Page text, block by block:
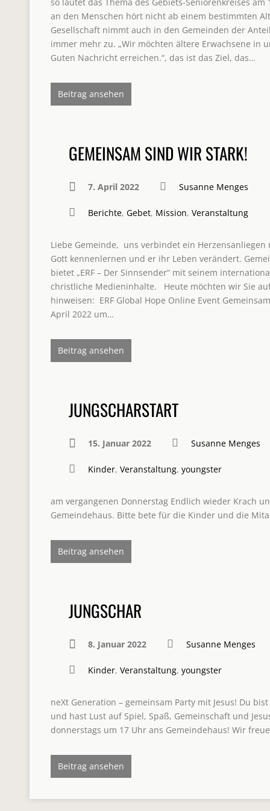
an den Menschen hört nicht ab einem bestimmten
Gesellschaft nimmt auch in den Gemeinden der
immer mehr zu. „Wir möchten ältere Erwachsene in
Guten Nachricht erreichen.“, das ist das Ziel, das…
Beitrag ansehen
GEMEINSAM SIND WIR STARK!
7. April 2022 Susanne Menges
Berichte, Gebet, Mission, Veranstaltung
Liebe Gemeinde, uns verbindet ein
Gott kennenlernen und er ihr Leben verändert.
bietet „ERF ­­– Der Sinnsender“ mit seinem
christliche Medieninhalte. Heute möchten wir Sie
hinweisen: ERF Global Hope Online Event
April 2022 um…
Beitrag ansehen
JUNGSCHARSTART
15. Januar 2022 Susanne Menges
Kinder, Veranstaltung, youngster
am vergangenen Donnerstag Endlich wieder Krach
Gemeindehaus. Bitte bete für die Kinder und die
Beitrag ansehen
JUNGSCHAR
8. Januar 2022 Susanne Menges
Kinder, Veranstaltung, youngster
neXt Generation – gemeinsam Party mit Jesus! Du
und hast Lust auf Spiel, Spaß, Gemeinschaft und
donnerstags um 17 Uhr ans Gemeindehaus! Wir
Beitrag ansehen